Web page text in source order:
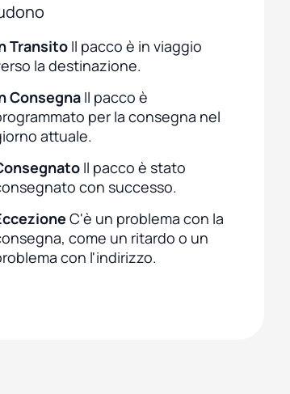
TransitoIl pacco è in viaggio
la destinazione.
ConsegnaIl pacco è
per la consegna nel
attuale.
Il pacco è stato
con successo.
C'è un problema con la
come un ritardo o un
con l'indirizzo.